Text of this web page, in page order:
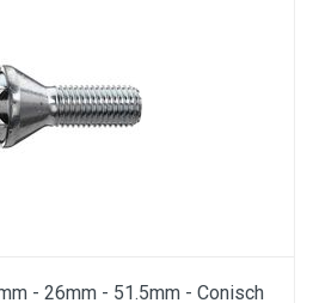
- 26mm - 51.5mm - Conisch